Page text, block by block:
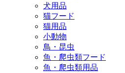
犬用品
猫フード
猫用品
小動物
鳥・昆虫
魚・爬虫類フード
魚・爬虫類用品